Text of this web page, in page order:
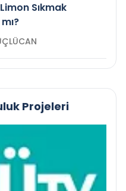
Sıkmak
GÜÇLÜCAN
Projeleri